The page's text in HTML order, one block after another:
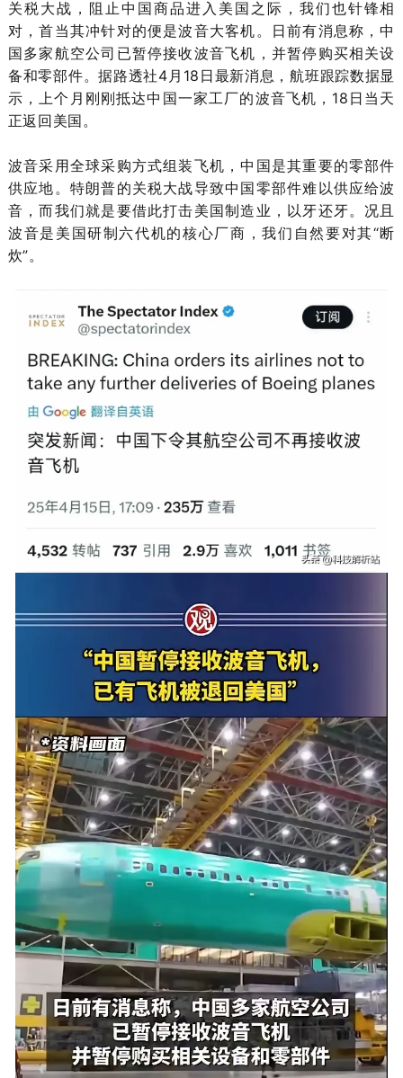
关税大战，阻止中国商品进入美国之际，我们也针锋相
对，首当其冲针对的便是波音大客机。日前有消息称，中
国多家航空公司已暂停接收波音飞机，并暂停购买相关设
备和零部件。据路透社4月18日最新消息，航班跟踪数据显
示，上个月刚刚抵达中国一家工厂的波音飞机，18日当天
正返回美国。
波音采用全球采购方式组装飞机，中国是其重要的零部件
供应地。特朗普的关税大战导致中国零部件难以供应给波
音，而我们就是要借此打击美国制造业，以牙还牙。况且
波音是美国研制六代机的核心厂商，我们自然要对其“断
炊”。